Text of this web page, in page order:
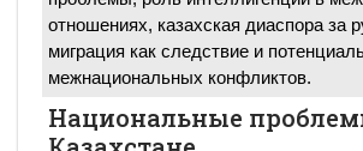
отношениях, казахская диаспора за
миграция как следствие и
межнациональных конфликтов.
Национальные